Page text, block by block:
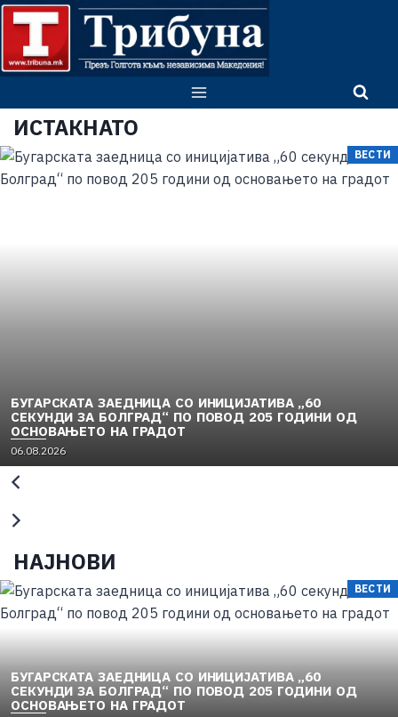
ИСТАКНАТО
ВЕСТИ
БУГАРСКАТА ЗАЕДНИЦА СО ИНИЦИЈАТИВА „60
СЕКУНДИ ЗА БОЛГРАД“ ПО ПОВОД 205 ГОДИНИ ОД
ОСНОВАЊЕТО НА ГРАДОТ
06.08.2026
НАЈНОВИ
ВЕСТИ
БУГАРСКАТА ЗАЕДНИЦА СО ИНИЦИЈАТИВА „60
СЕКУНДИ ЗА БОЛГРАД“ ПО ПОВОД 205 ГОДИНИ ОД
ОСНОВАЊЕТО НА ГРАДОТ